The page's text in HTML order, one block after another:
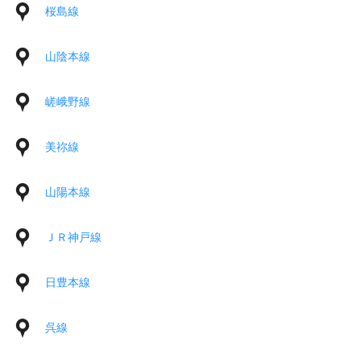
桜島線
山陰本線
嵯峨野線
美祢線
山陽本線
ＪＲ神戸線
日豊本線
呉線